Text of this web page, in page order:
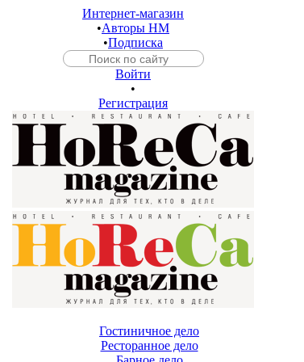
Интернет-магазин
•Авторы HM
•Подписка
Войти
•
Регистрация
Гостиничное дело
Ресторанное дело